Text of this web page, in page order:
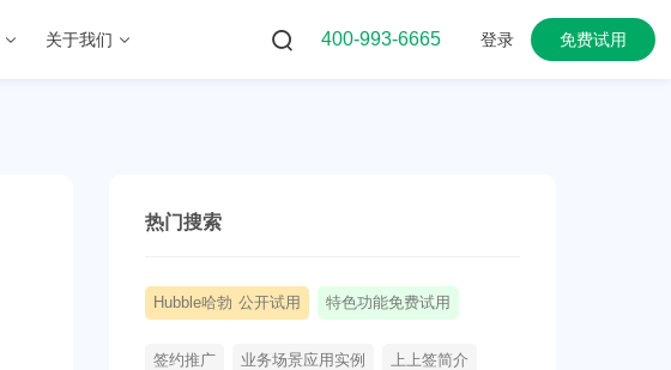
关于我们 400-993-6665 登录 免费试用
热门搜索
Hubble哈勃 公开试用 特色功能免费试用
签约推广 业务场景应用实例 上上签简介